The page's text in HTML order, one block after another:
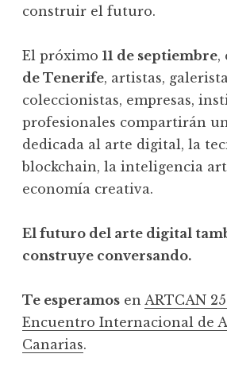
construir el futuro.
El próximo 11 de septiembre,
de Tenerife, artistas,
coleccionistas, empresas,
profesionales compartirán
dedicada al arte digital, la
blockchain, la inteligencia
economía creativa.
El futuro del arte digital
construye conversando.
Te esperamos en ARTCAN
Encuentro Internacional de
Canarias.